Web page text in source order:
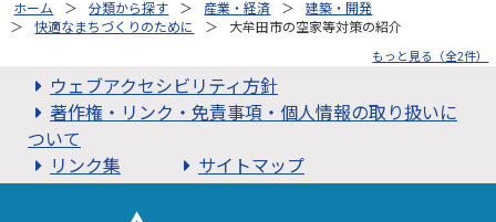
ホーム 分類から探す 産業・経済
建築・開発
快適なまちづくりのために
大牟田市の空家等対策の紹介
もっと見る（全2件）
ウェブアクセシビリティ方針
著作権・リンク・免責事項・個人情報の取り扱いに
ついて
リンク集
サイトマップ